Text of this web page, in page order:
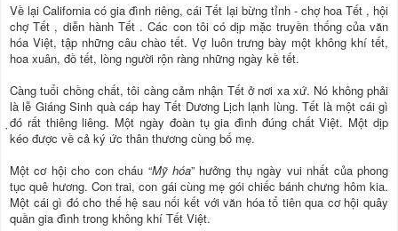
Về lại California có gia đình riêng, cái Tết lại bừng tỉnh - chợ hoa Tết , hội
chợ Tết , diễn hành Tết . Các con tôi có dịp mặc truyền thống của văn
hóa Việt, tập những câu chào tết. Vợ luôn trưng bày một không khí tết,
hoa xuân, đồ tết, lòng người rộn ràng những ngày kề tết.
Càng tuổi chồng chất, tôi càng cảm nhận Tết ở nơi xa xứ. Nó không phải
là lễ Giáng Sinh quà cáp hay Tết Dương Lịch lạnh lùng. Tết là một cái gì
̣đó rất thiêng liêng. Một ngày đoàn tụ gia đình đúng chất Việt. Một dịp
kéo được về cả ký ức thân thương cùng bố mẹ.
Một cơ hội cho con cháu “Mỹ hóa” hưởng thụ ngày vui nhất của phong
tục quê hương. Con trai, con gái cùng mẹ gói chiếc bánh chưng hôm kia.
Một cái gì đó cho thế hệ sau nối kết với văn hóa tổ tiên qua cơ hội quây
quần gia đình trong không khí Tết Việt.